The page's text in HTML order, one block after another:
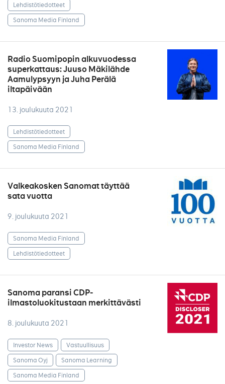
Lehdistötiedotteet
Sanoma Media Finland
Radio Suomipopin alkuvuodessa
superkattaus: Juuso Mäkilähde
Aamulypsyyn ja Juha Perälä
iltapäivään
13. joulukuuta 2021
Lehdistötiedotteet
Sanoma Media Finland
Valkeakosken Sanomat täyttää
sata vuotta
9. joulukuuta 2021
Sanoma Media Finland
Lehdistötiedotteet
Sanoma paransi CDP-
ilmastoluokitustaan merkittävästi
8. joulukuuta 2021
Investor News
Vastuullisuus
Sanoma Oyj
Sanoma Learning
Sanoma Media Finland